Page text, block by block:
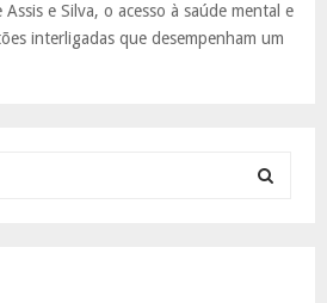
e Silva, o acesso à saúde mental e
interligadas que desempenham um